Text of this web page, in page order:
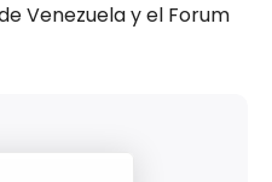
Venezuela y el Forum